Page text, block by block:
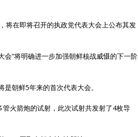
将在即将召开的执政党代表大会上公布其发
“将明确进一步加强朝鲜核战威慑的下一阶
朝鲜5年来的首次代表大会。
火箭炮的试射，此次试射共发射了4枚导